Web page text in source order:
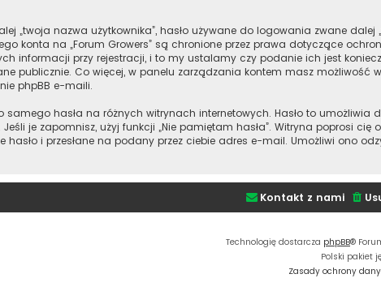
nazwa użytkownika”, hasło używane do logowania zwane dalej
konta na „Forum Growers” są chronione przez prawa dotyczące
informacji przy rejestracji, i to my ustalamy czy podanie ich jest
publicznie. Co więcej, w panelu zarządzania kontem masz możliwość
phpBB e-maili.
samego hasła na różnych witrynach internetowych. Hasło to umożliwia
. Jeśli je zapomnisz, użyj funkcji „Nie pamiętam hasła”. Witryna poprosi cię
i przesłane na podany przez ciebie adres e-mail. Umożliwi ono
Kontakt z nami
Technologię dostarcza phpBB®
Polski pakiet
Zasady ochrony